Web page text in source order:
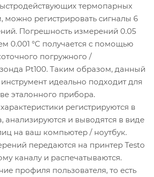
термопарных
можно регистрировать сигналы 6
Погрешность измерений 0.05
0.001 °C получается с помощью
погружного /
Pt100. Таким образом, данный
идеально подходит для
эталонного прибора.
регистрируются в
анализируются и выводятся в виде
на ваш компьютер / ноутбук.
передаются на принтер Testo
каналу и распечатываются.
профиля пользователя, то есть